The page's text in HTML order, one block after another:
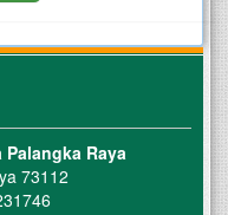
Raya
73112